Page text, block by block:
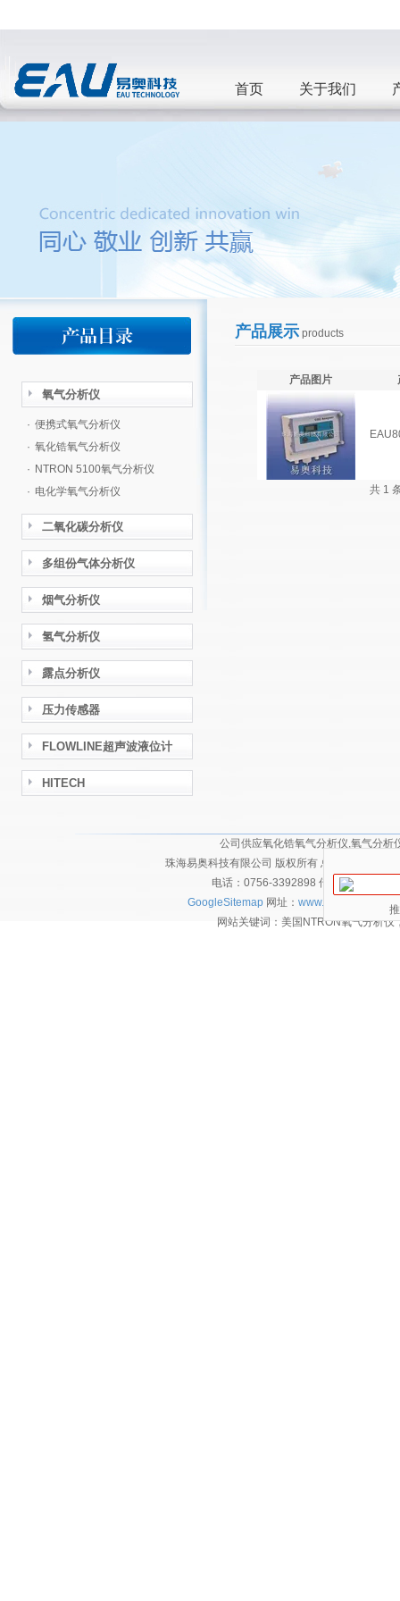
首页 关于我们
氧气分析仪
· 便携式氧气分析仪
· 氧化锆氧气分析仪
· NTRON 5100氧气分析仪
· 电化学氧气分析仪
二氧化碳分析仪
多组份气体分析仪
烟气分析仪
氢气分析仪
露点分析仪
压力传感器
FLOWLINE超声波液位计
HITECH
产品展示products
产品图片
共 1
公司供应氧化锆氧气分析仪,氧气分
珠海易奥科技有限公司 版权所有 总访问量：
电话：0756-3392898 传真：0756-
GoogleSitemap 网址： www.eautec.cn
技术
网站关键词：美国NTRON氧气分析